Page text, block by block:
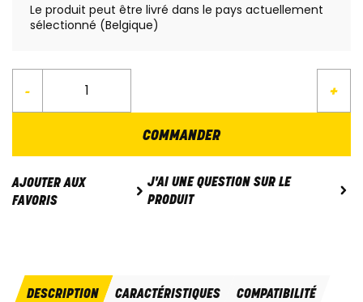
Le produit peut être livré dans le pays actuellement
sélectionné (Belgique)
- +
COMMANDER
AJOUTER AUX
FAVORIS
J'AI UNE QUESTION SUR LE
PRODUIT
DESCRIPTION CARACTÉRISTIQUES COMPATIBILITÉ